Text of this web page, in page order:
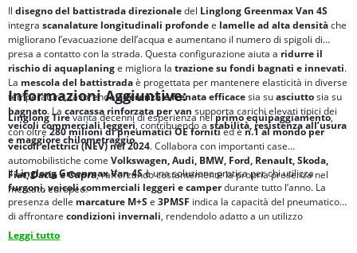
Il disegno del battistrada direzionaledel Linglong Greenmax Van 4S
integra scanalature longitudinali profondee lamelle ad alta densitàche
migliorano l’evacuazione dell’acqua e aumentano il numero di spigoli di
presa a contatto con la strada. Questa configurazione aiuta a ridurre il
rischio di aquaplaninge migliora la trazione su fondi bagnati e innevati.
La mescola del battistradaè progettata per mantenere elasticità in diverse
temperature, favorendoaderenza e frenata efficacesia suasciuttosia su
bagnato. La carcassa rinforzata per van supporta carichi elevati tipici dei
veicoli commerciali leggeri, contribuendo astabilità, resistenza all’usura
e maggiore chilometraggio.
Informazioni Aggiuntive:
Linglong Tirevanta decenni di esperienza nelprimo equipaggiamento,
con oltre280 milioni di pneumatici OE fornitied èn.1 al mondo per
veicoli elettrici (NEV) nel 2024. Collabora con importanti case
automobilistiche come Volkswagen, Audi, BMW, Ford, Renault, Skoda,
Fiat, Dacia e Cupra, rafforzando costantemente la propria presenza nel
mercato europeo.
IlLinglong Greenmax Van 4Sè una soluzione pratica per chi utilizza
furgoni, veicoli commerciali leggeri e camperdurante tutto l’anno. La
presenza delle marcature M+S e 3PMSF indica la capacità del pneumatico
di affrontare condizioni invernali, rendendolo adatto a un utilizzo
quotidiano su diversi tipi di strada, dai percorsi urbani alle tratte
extraurbane.
Leggi tutto